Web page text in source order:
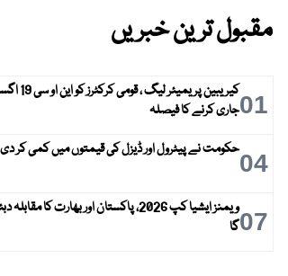
مقبول ترین خبریں
01
کیریبین پریمیئر
جاری کرنے کا فیصلہ
04حکومت نے پیٹرول اور ڈیزل کی قیمتوں میں کمی کر دی
07
ویمنز ایشیا کپ 2026، پاکستان اور بھارت کا
گا